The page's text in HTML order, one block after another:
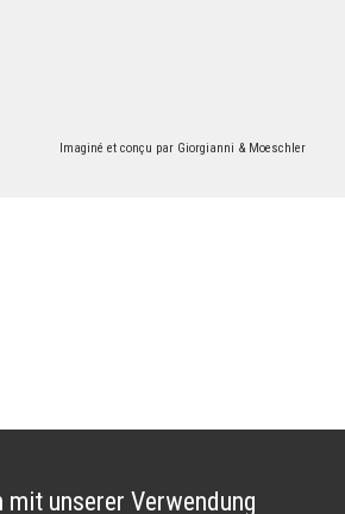
Imaginé et conçu par Giorgianni & Moeschler
unserer Verwendung